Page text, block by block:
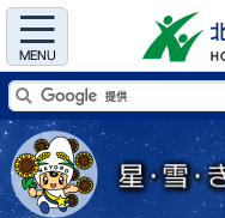
Menu